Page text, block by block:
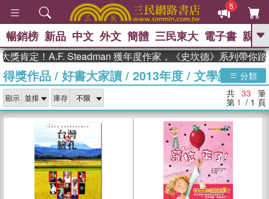
5
GO
熱搜： 東野圭吾 、 高希均教授回憶錄
、 The Odyssey 、 父親節 、 如果歷
國際布克
獎 臺灣漫遊錄 、 方念華 、 台灣的李
數學女孩：黎曼猜想
偉大的迷走神經
暢銷榜 新品 中文 外文 簡體 三民東大 電子書 親子
！A.F. Steadman 獲年度作家，《史坎德》系列帶你踏上熱
得獎作品 / 好書大家讀 / 2013年度 / 文學讀物組
分類
顯示 庫存 共 33 筆
第 1 / 1 頁